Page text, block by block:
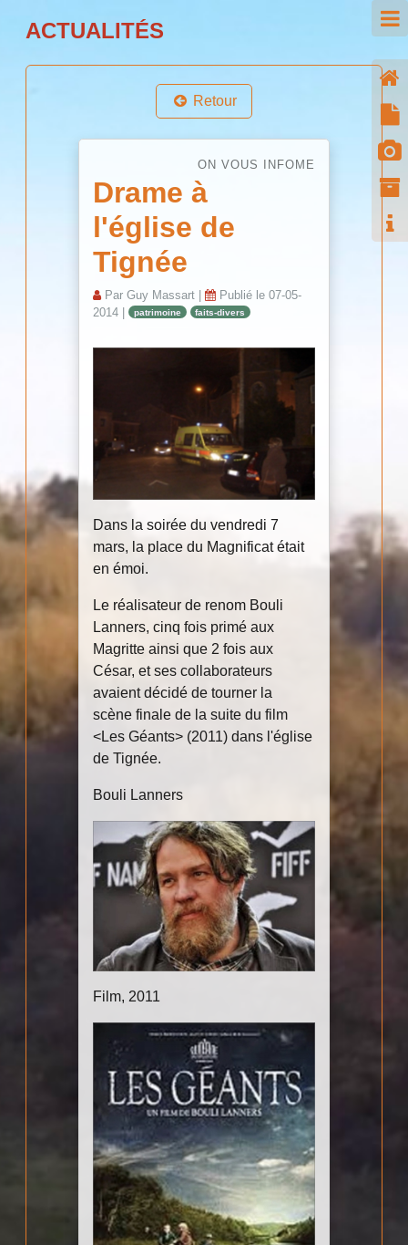
ACTUALITÉS
Retour
ON VOUS INFOME
Drame à
l'église de
Tignée
ParGuy Massart | Publié le07-05-
2014 | patrimoine faits-divers
Dans la soirée du vendredi 7
mars, la place du Magnificat était
en émoi.
Le réalisateur de renom Bouli
Lanners, cinq fois primé aux
Magritte ainsi que 2 fois aux
César, et ses collaborateurs
avaient décidé de tourner la
scène finale de la suite du film
<Les Géants> (2011) dans l'église
de Tignée.
Bouli Lanners
Film, 2011